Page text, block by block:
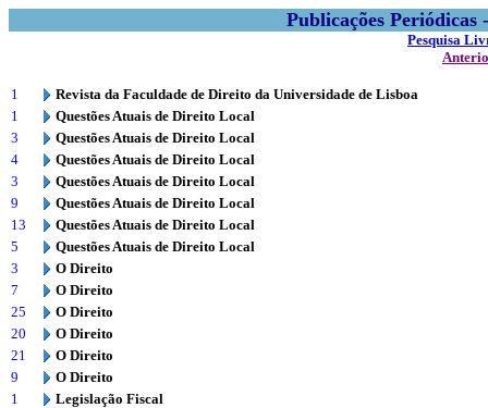
Publicações
Pesquisa
1
Revista da Faculdade de Direito da Universidade de Lisboa
1
Questões Atuais de Direito Local
3
Questões Atuais de Direito Local
4
Questões Atuais de Direito Local
3
Questões Atuais de Direito Local
9
Questões Atuais de Direito Local
13
Questões Atuais de Direito Local
5
Questões Atuais de Direito Local
3
O Direito
7
O Direito
25
O Direito
20
O Direito
21
O Direito
9
O Direito
1
Legislação Fiscal